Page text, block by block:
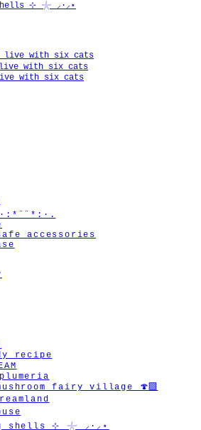
⊹ 𓇼 ⸝·⸝⋆
live with six cats
live with six cats
with six cats
accessories
recipe
fairy village 🍄‍🟫
shells ⊹ 𓇼 ⸝·⸝⋆